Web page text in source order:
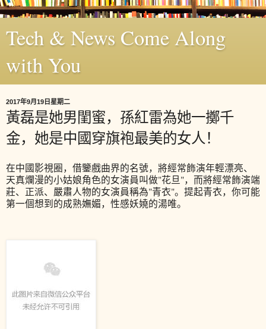
Tech & News Come Along
with You
2017年9月19日星期二
黃磊是她男閨蜜，孫紅雷為她一擲千
金，她是中國穿旗袍最美的女人！
在中國影視圈，借鑒戲曲界的名號，將經常飾演年輕漂亮、
天真爛漫的小姑娘角色的女演員叫做"花旦"，而將經常飾演端
莊、正派、嚴肅人物的女演員稱為"青衣"。提起青衣，你可能
第一個想到的成熟嫵媚，性感妖嬈的湯唯。